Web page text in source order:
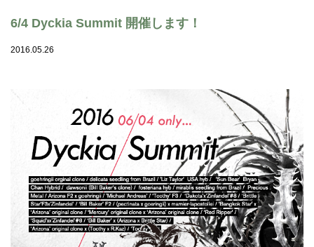
6/4 Dyckia Summit 開催します！
2016.05.26